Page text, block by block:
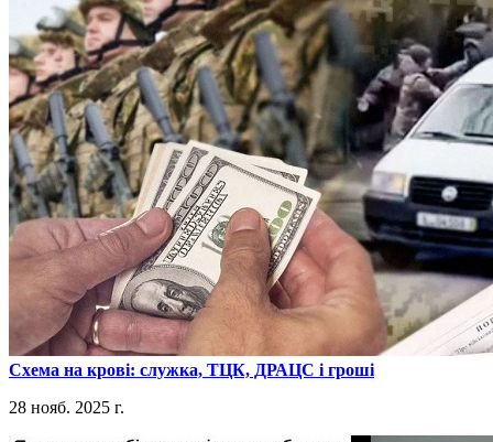
​Схема на крові: служка, ТЦК, ДРАЦС і гроші
28 нояб. 2025 г.